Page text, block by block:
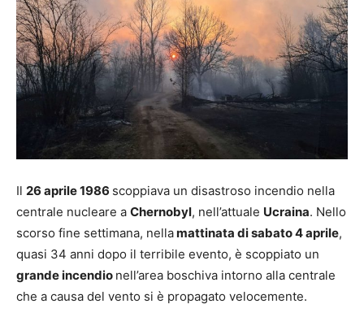
Il 26 aprile 1986 scoppiava un disastroso incendio nella
centrale nucleare a Chernobyl, nell’attuale Ucraina. Nello
scorso fine settimana, nellamattinata di sabato 4 aprile,
quasi 34 anni dopo il terribile evento, è scoppiato un
grande incendio nell’area boschiva intorno alla centrale
che a causa del vento si è propagato velocemente.